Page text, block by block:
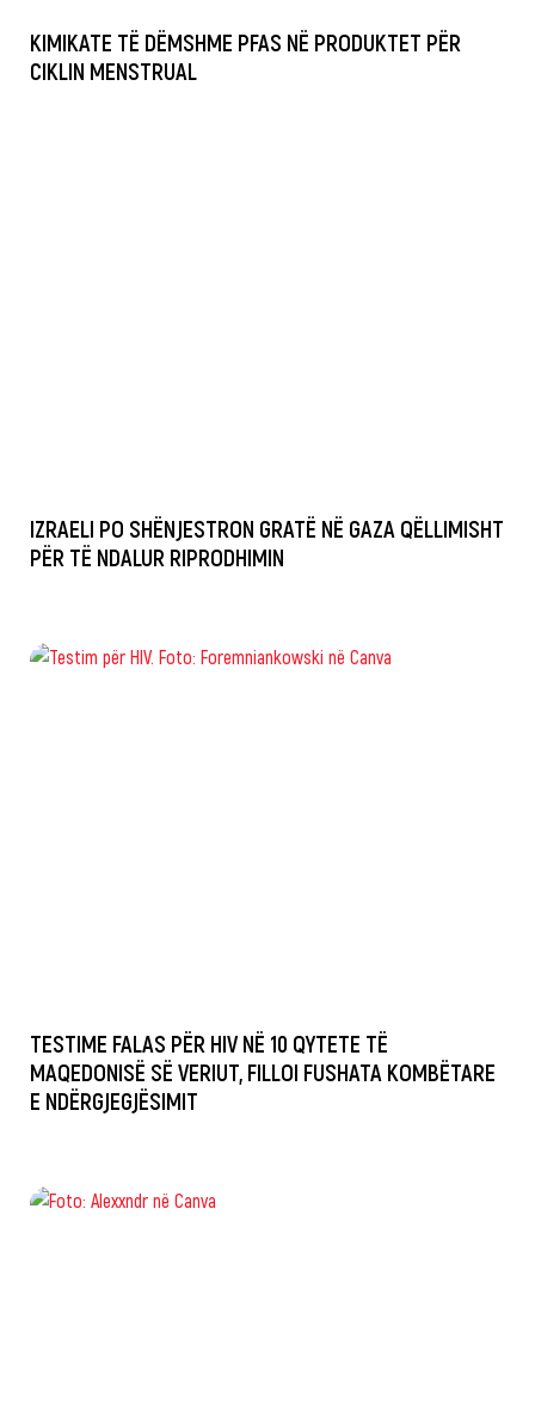
KIMIKATE TË DËMSHME PFAS NË PRODUKTET PËR
CIKLIN MENSTRUAL
IZRAELI PO SHËNJESTRON GRATË NË GAZA QËLLIMISHT
PËR TË NDALUR RIPRODHIMIN
TESTIME FALAS PËR HIV NË 10 QYTETE TË
MAQEDONISË SË VERIUT, FILLOI FUSHATA KOMBËTARE
E NDËRGJEGJËSIMIT